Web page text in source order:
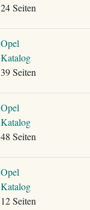
24 Seiten
Opel
Katalog
39 Seiten
Opel
Katalog
48 Seiten
Opel
Katalog
12 Seiten